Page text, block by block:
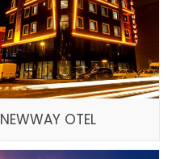
NEWWAY OTEL